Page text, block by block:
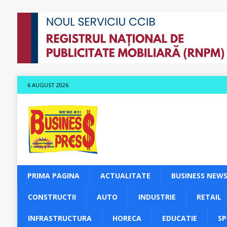
6 AUGUST 2026
PRIMA PAGINA ACTUALITATE BUSINESS NEWS
CONSTRUCTII AUTO INDUSTRIE RETAIL
INFRASTRUCTURA HORECA EDUCATIE